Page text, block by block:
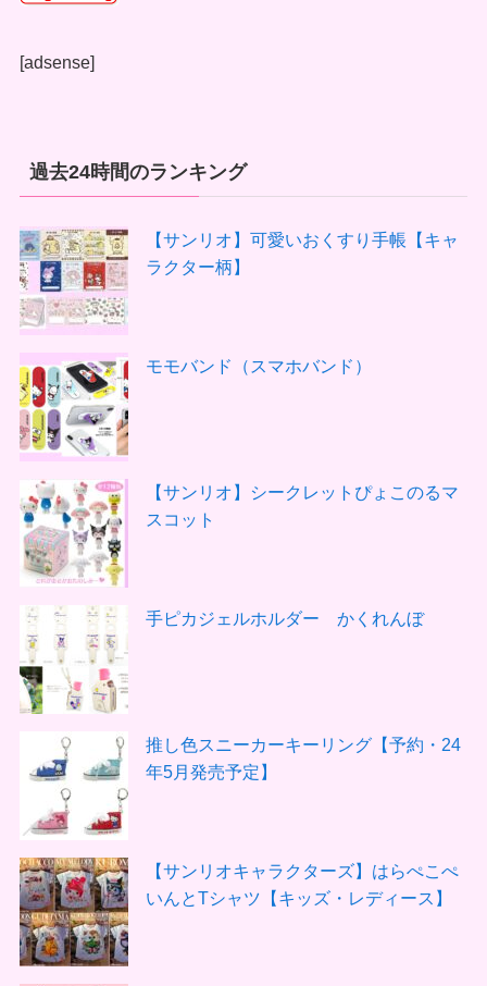
[adsense]
過去24時間のランキング
【サンリオ】可愛いおくすり手帳【キャ
ラクター柄】
モモバンド（スマホバンド）
【サンリオ】シークレットぴょこのるマ
スコット
手ピカジェルホルダー かくれんぼ
推し色スニーカーキーリング【予約・24
年5月発売予定】
【サンリオキャラクターズ】はらぺこぺ
いんとTシャツ【キッズ・レディース】